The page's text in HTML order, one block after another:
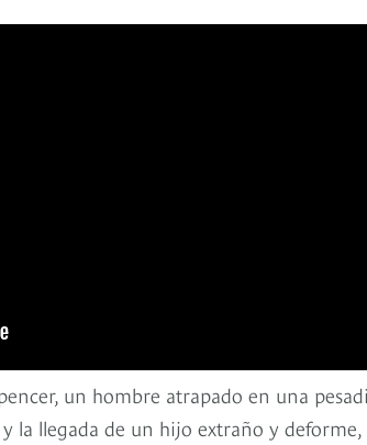
un hombre atrapado en una
la llegada de un hijo extraño y deforme,